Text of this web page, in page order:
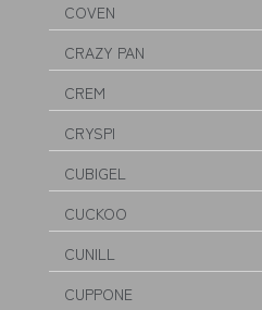
COVEN
CRAZY PAN
CREM
CRYSPI
CUBIGEL
CUCKOO
CUNILL
CUPPONE